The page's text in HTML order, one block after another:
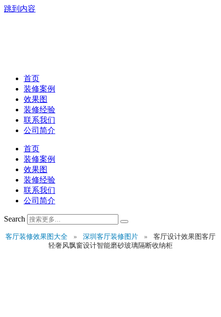
跳到内容
首页
装修案例
效果图
装修经验
联系我们
公司简介
首页
装修案例
效果图
装修经验
联系我们
公司简介
Search
客厅装修效果图大全 » 深圳客厅装修图片 »
客厅设计效果图客厅
轻奢风飘窗设计智能磨砂玻璃隔断收纳柜